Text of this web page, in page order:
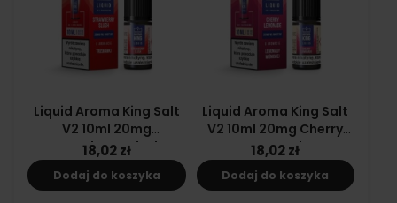
Liquid Aroma King Salt
V2 10ml 20mg
Strawberry Slush
18,02 zł
Dodaj do koszyka
Liquid Aroma King Salt
V2 10ml 20mg Cherry
Lemonade
18,02 zł
Dodaj do koszyka